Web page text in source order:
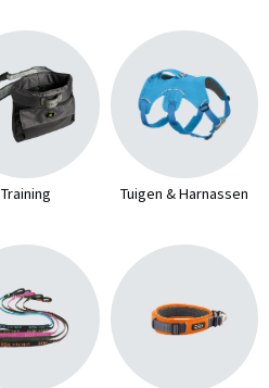
Training Tuigen & Harnassen